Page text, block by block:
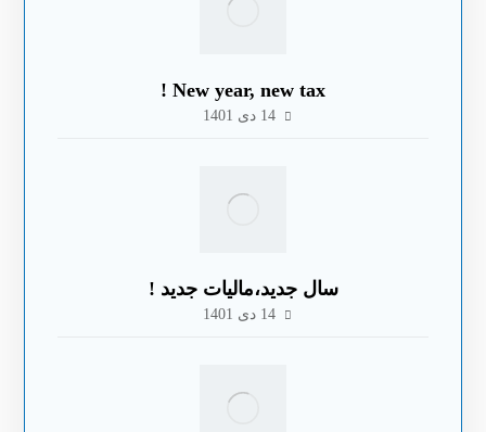
New year, new tax !
14 دی 1401
سال جدید،مالیات جدید !
14 دی 1401